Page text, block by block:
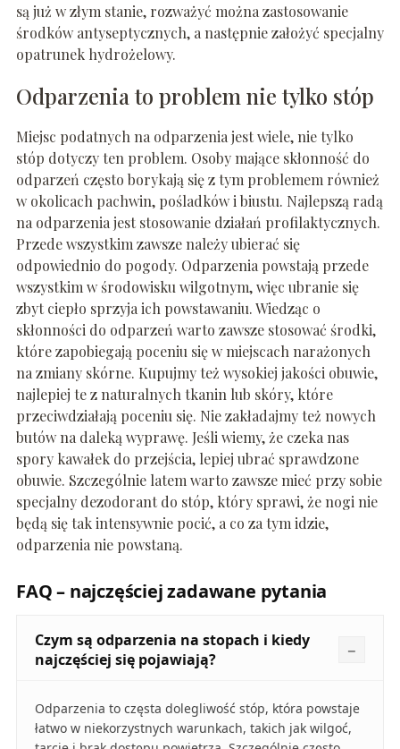
są już w złym stanie, rozważyć można zastosowanie
środków antyseptycznych, a następnie założyć specjalny
opatrunek hydrożelowy.
Odparzenia to problem nie tylko stóp
Miejsc podatnych na odparzenia jest wiele, nie tylko
stóp dotyczy ten problem. Osoby mające skłonność do
odparzeń często borykają się z tym problemem również
w okolicach pachwin, pośladków i biustu. Najlepszą radą
na odparzenia jest stosowanie działań profilaktycznych.
Przede wszystkim zawsze należy ubierać się
odpowiednio do pogody. Odparzenia powstają przede
wszystkim w środowisku wilgotnym, więc ubranie się
zbyt ciepło sprzyja ich powstawaniu. Wiedząc o
skłonności do odparzeń warto zawsze stosować środki,
które zapobiegają poceniu się w miejscach narażonych
na zmiany skórne. Kupujmy też wysokiej jakości obuwie,
najlepiej te z naturalnych tkanin lub skóry, które
przeciwdziałają poceniu się. Nie zakładajmy też nowych
butów na daleką wyprawę. Jeśli wiemy, że czeka nas
spory kawałek do przejścia, lepiej ubrać sprawdzone
obuwie. Szczególnie latem warto zawsze mieć przy sobie
specjalny dezodorant do stóp, który sprawi, że nogi nie
będą się tak intensywnie pocić, a co za tym idzie,
odparzenia nie powstaną.
FAQ – najczęściej zadawane pytania
Czym są odparzenia na stopach i kiedy
najczęściej się pojawiają?
Odparzenia to częsta dolegliwość stóp, która powstaje
łatwo w niekorzystnych warunkach, takich jak wilgoć,